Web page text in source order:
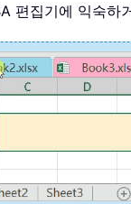
편집기에 익숙하